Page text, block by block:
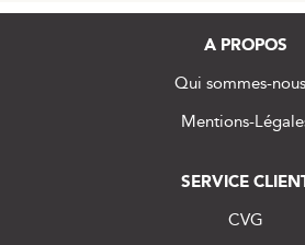
A PROPOS
Qui sommes-
Mentions-
SERVICE
CVG